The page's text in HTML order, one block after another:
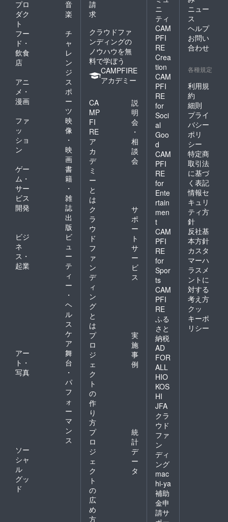
プロ
ダク
ト
音
楽
フー
ド・
飲食
店
チ
ャ
レ
ン
ジ
アニ
メ・
漫画
ス
ポ
ー
ツ
ファ
ッ
ショ
ン
映
像
・
映
画
ゲー
ム・
サー
ビス
開発
書
籍
・
雑
誌
出
版
ビジ
ネ
ス・
起業
ビ
ュ
ー
テ
ィ
ー
・
ヘ
ル
ス
ケ
ア
アー
ト・
写真
舞
台
・
パ
フ
ォ
ー
マ
ン
ス
ソー
シャ
ル
グッ
ド
請
求
クラウドファ
ンディングの
ノウハウを無
料で学ぼう
CAMPFIRE
アカデミー
CA
MP
FI
RE
ア
カ
デ
ミ
ー
と
は
説
明
会
・
相
談
会
ク
ラ
ウ
ド
フ
ァ
ン
デ
ィ
ン
グ
と
は
サ
ポ
ー
ト
サ
ー
ビ
ス
プ
ロ
ジ
ェ
ク
ト
の
作
り
方
実
施
事
例
プ
ロ
ジ
ェ
ク
ト
の
広
め
方
統
計
デ
ー
タ
ニ
ティ
CAM
PFI
RE
Crea
tion
CAM
PFI
RE
for
Soci
al
Goo
d
CAM
PFI
RE
for
Ente
rtain
men
t
CAM
PFI
RE
for
Spor
ts
CAM
PFI
RE
ふる
さと
納税
AD
FOR
ALL
HIO
KOS
HI
JFA
クラ
ウド
ファ
ン
ディ
ング
mac
hi-ya
補助
金申
請サ
ニュー
ス
ヘルプ
お問い
合わせ
各種規定
利用規
約
細則
プライ
バシー
ポリ
シー
特定商
取引法
に基づ
く表記
情報セ
キュリ
ティ方
針
反社基
本方針
カスタ
マーハ
ラスメ
ントに
対する
考え方
クッ
キーポ
リシー